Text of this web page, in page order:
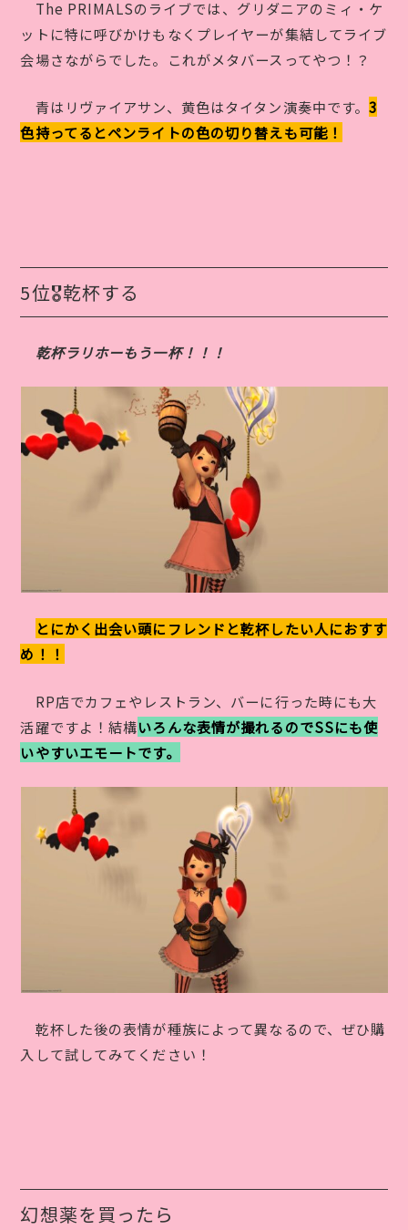
The PRIMALSのライブでは、グリダニアのミィ・ケ
ットに特に呼びかけもなくプレイヤーが集結してライブ
会場さながらでした。これがメタバースってやつ！？
青はリヴァイアサン、黄色はタイタン演奏中です。3
色持ってるとペンライトの色の切り替えも可能！
5位🎖乾杯する
乾杯ラリホーもう一杯！！！
とにかく出会い頭にフレンドと乾杯したい人におすす
め！！
RP店でカフェやレストラン、バーに行った時にも大
活躍ですよ！結構いろんな表情が撮れるのでSSにも使
いやすいエモートです。
乾杯した後の表情が種族によって異なるので、ぜひ購
入して試してみてください！
幻想薬を買ったら